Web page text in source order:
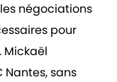
négociations
pour
Mickaël
Nantes, sans